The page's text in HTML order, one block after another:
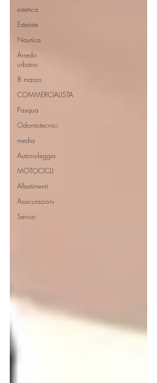
estetica
Estetiste
Nautica
Arredo
urbano
8 marzo
COMMERCIALISTA
Pasqua
Odontotecnici
media
Autonoleggio
MOTOCICLI
Allestimenti
Assicurazioni
Servizi